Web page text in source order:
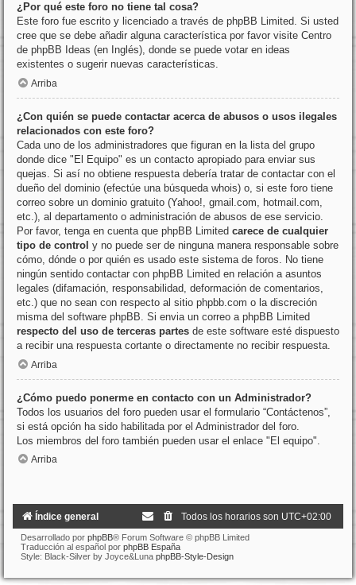
¿Por qué este foro no tiene tal cosa?
Este foro fue escrito y licenciado a través de phpBB Limited. Si usted
cree que se debe añadir alguna característica por favor visite Centro
de phpBB Ideas (en Inglés), donde se puede votar en ideas
existentes o sugerir nuevas características.
Arriba
¿Con quién se puede contactar acerca de abusos o usos ilegales
relacionados con este foro?
Cada uno de los administradores que figuran en la lista del grupo
donde dice "El Equipo" es un contacto apropiado para enviar sus
quejas. Si así no obtiene respuesta debería tratar de contactar con el
dueño del dominio (efectúe una búsqueda whois) o, si este foro tiene
correo sobre un dominio gratuito (Yahoo!, gmail.com, hotmail.com,
etc.), al departamento o administración de abusos de ese servicio.
Por favor, tenga en cuenta que phpBB Limited carece de cualquier
tipo de control y no puede ser de ninguna manera responsable sobre
cómo, dónde o por quién es usado este sistema de foros. No tiene
ningún sentido contactar con phpBB Limited en relación a asuntos
legales (difamación, responsabilidad, deformación de comentarios,
etc.) que no sean con respecto al sitio phpbb.com o la discreción
misma del software phpBB. Si envia un correo a phpBB Limited
respecto del uso de terceras partes de este software esté dispuesto
a recibir una respuesta cortante o directamente no recibir respuesta.
Arriba
¿Cómo puedo ponerme en contacto con un Administrador?
Todos los usuarios del foro pueden usar el formulario “Contáctenos”,
si está opción ha sido habilitada por el Administrador del foro.
Los miembros del foro también pueden usar el enlace "El equipo".
Arriba
Índice general Todos los horarios son UTC+02:00
Desarrollado por phpBB® Forum Software © phpBB Limited
Traducción al español por phpBB España
Style: Black-Silver by Joyce&Luna phpBB-Style-Design